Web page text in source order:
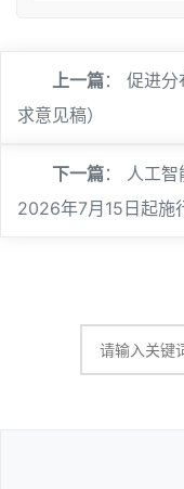
上一篇： 促进分
求意见稿）
下一篇： 人工智
2026年7月15日起施